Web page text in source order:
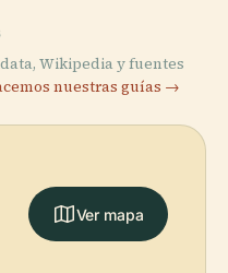
Wikipedia y fuentes
nuestras guías →
Ver mapa